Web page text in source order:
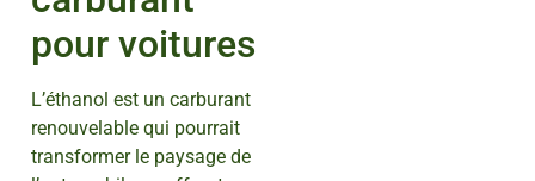
pour voitures
L’éthanol est un carburant
renouvelable qui pourrait
transformer le paysage de